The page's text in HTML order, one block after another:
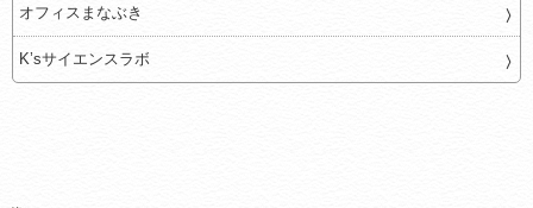
オフィスまなぶき
K’sサイエンスラボ